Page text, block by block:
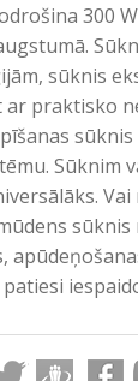
300
sūknis
praktisko
Sūknim